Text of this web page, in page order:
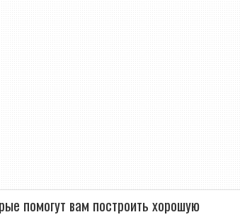
помогут вам построить хорошую